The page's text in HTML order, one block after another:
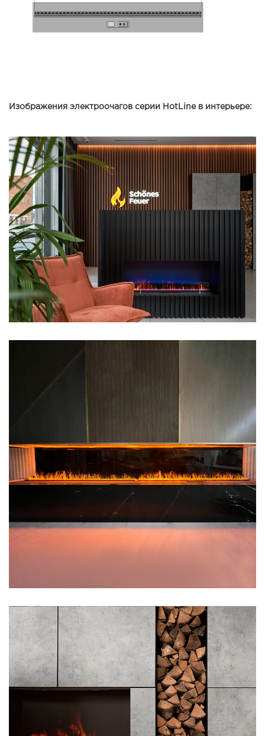
Изображения электроочагов серии HotLine в интерьере: